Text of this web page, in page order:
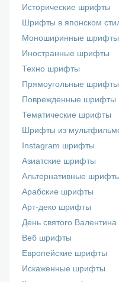
Исторические шрифты
Шрифты в японском
Моноширинные шрифты
Иностранные шрифты
Техно шрифты
Прямоугольные шрифты
Поврежденные шрифты
Тематические шрифты
Шрифты из
Instagram шрифты
Азиатские шрифты
Альтернативные
Арабские шрифты
Арт-деко шрифты
День святого Валентина
Веб шрифты
Европейские шрифты
Искаженные шрифты